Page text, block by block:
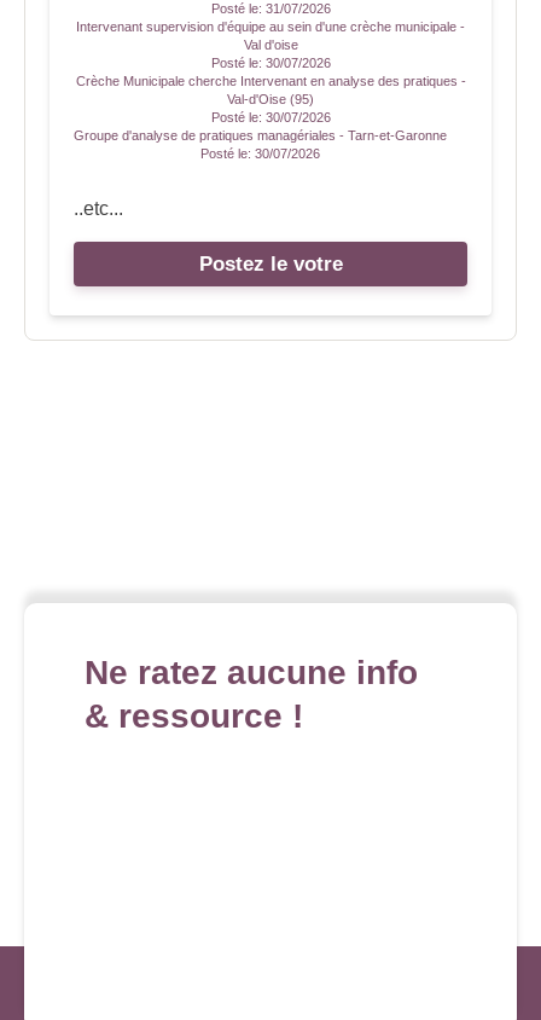
Posté le: 31/07/2026
Intervenant supervision d'équipe au sein d'une crèche municipale -
Val d'oise
Posté le: 30/07/2026
Crèche Municipale cherche Intervenant en analyse des pratiques -
Val-d'Oise (95)
Posté le: 30/07/2026
Groupe d'analyse de pratiques managériales - Tarn-et-Garonne
Posté le: 30/07/2026
..etc...
Postez le votre
Ne ratez aucune info
& ressource !